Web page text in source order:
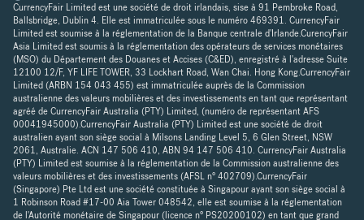
CurrencyFair Limited est une société de droit irlandais, sise à 91 Pembroke Road,
Ballsbridge, Dublin 4. Elle est immatriculée sous le numéro 469391. CurrencyFair
Limited est soumise à la réglementation de la Banque centrale d'Irlande.CurencyFair
Asia Limited est soumis à la réglementation des opérateurs de services monétaires
(MSO) du Département des Douanes et Accises (C&ED), enregistré à l'adresse Suite
12100 12/F, YF LIFE TOWER, 33 Lockhart Road, Wan Chai. Hong Kong.CurrencyFair
Limited (ARBN 154 043 455) est immatriculée auprès de la Commission
australienne des valeurs mobilières et des investissements en tant que représentant
agréé de CurrencyFair Australia (PTY) Limited, (numéro de représentant AFS
00041945000).CurrencyFair Australia (PTY) Limited est une société de droit
australien ayant son siège social à Milsons Landing Level 5, 6 Glen Street, NSW
2061, Australie. ACN 147 506 410, ABN 94 147 506 410. CurrencyFair Australia
(PTY) Limited est soumise à la réglementation de la Commission australienne des
valeurs mobilières et des investissements (AFSL n° 402709).CurrencyFair
(Singapore) Pte Ltd est une société constituée à Singapour ayant son siège social à
1 Robinson Road #17-00 Aia Tower 048542, elle est soumise à la réglementation
de l'Autorité monétaire de Singapour (licence n° PS20200102) en tant que grand